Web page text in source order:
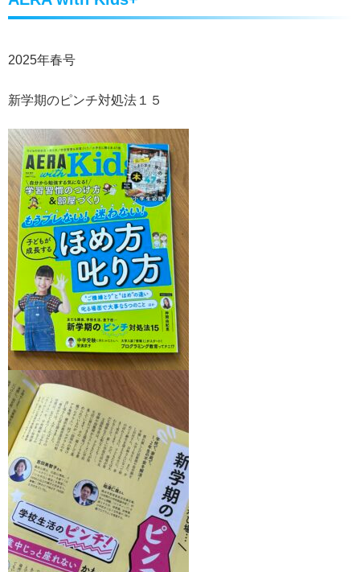
2025年春号
新学期のピンチ対処法１５